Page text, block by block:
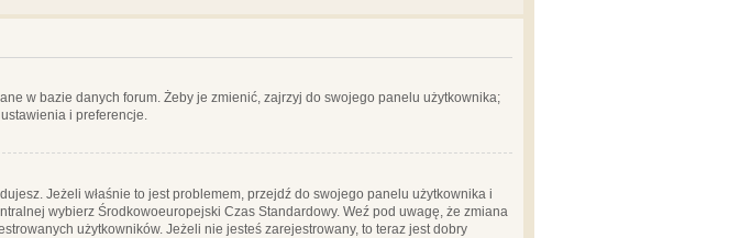
w bazie danych forum. Żeby je zmienić, zajrzyj do swojego panelu użytkownika;
i preferencje.
Jeżeli właśnie to jest problemem, przejdź do swojego panelu użytkownika i
wybierz Środkowoeuropejski Czas Standardowy. Weź pod uwagę, że zmiana
użytkowników. Jeżeli nie jesteś zarejestrowany, to teraz jest dobry